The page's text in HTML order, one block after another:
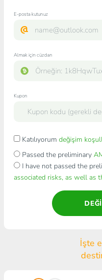
E-posta kutunuz
Almak için cüzdan
Kupon
Katılıyorum değişim
Passed the preliminary
I have not passed the
associated risks, as well as
İşte